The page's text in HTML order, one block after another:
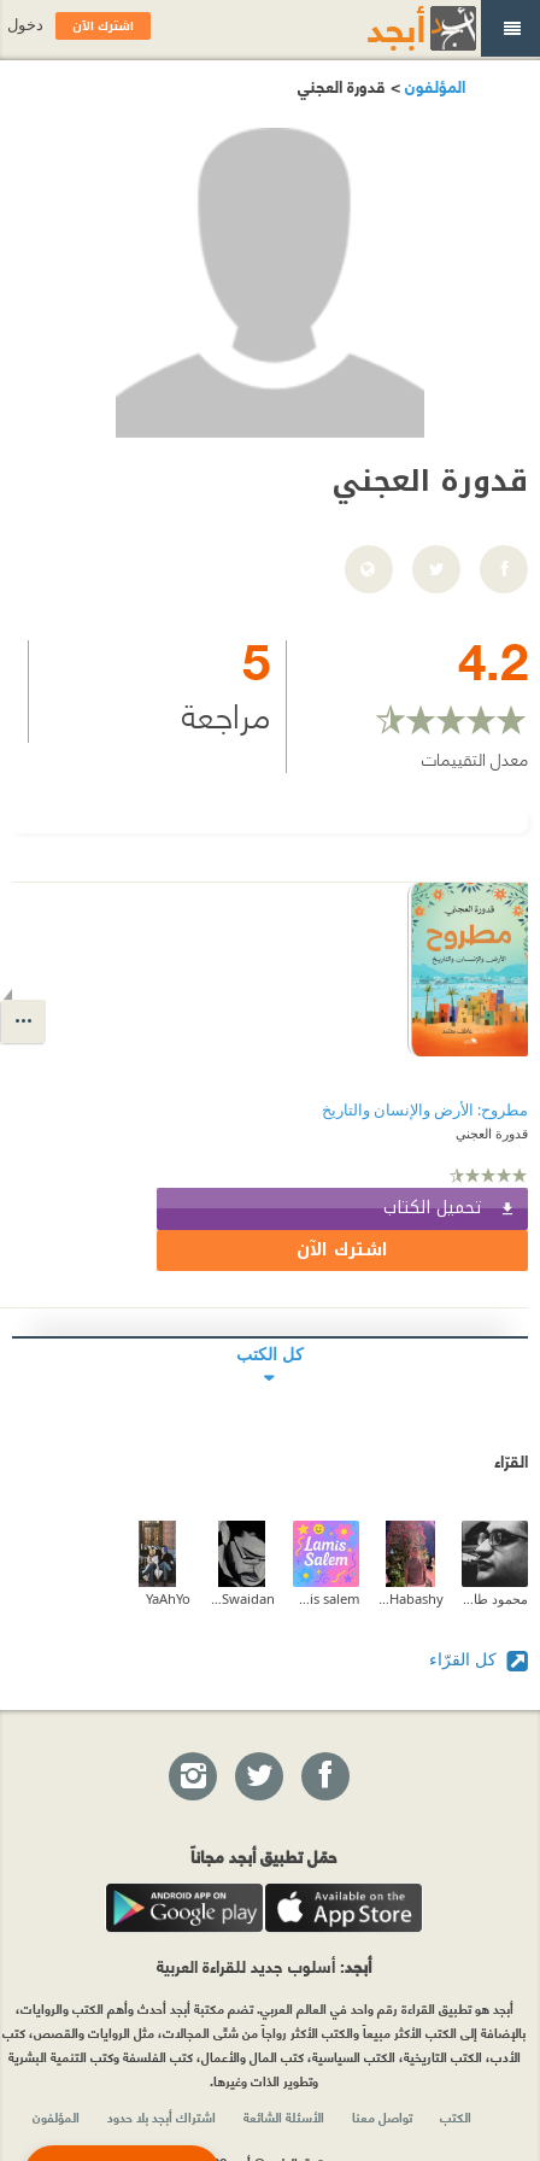
المؤلفون> قدورة العجني
قدورة العجني
4.2
معدل التقييمات
5
مراجعة
مطروح: الأرض والإنسان والتاريخ
قدورة العجني
تحميل الكتاب
اشترك الآن
كل الكتب
القرّاء
YaAhYo
كل القرّاء
اشترك الآن دخول
حمّل تطبيق أبجد مجاناً
أبجد: أسلوب جديد للقراءة العربية
أبجد هو تطبيق القراءة رقم واحد في العالم العربي. تضم مكتبة أبجد أحدث وأهم الكتب والروايات،
بالإضافة إلى الكتب الأكثر مبيعاً والكتب الأكثر رواجاً من شتّى المجالات، مثل الروايات والقصص، كتب
الأدب، الكتب التاريخية، الكتب السياسية، كتب المال والأعمال، كتب الفلسفة وكتب التنمية البشرية
وتطوير الذات وغيرها.
الكتب
تواصل معنا الأسئلة الشائعة اشتراك أبجد بلا حدود
المؤلفون